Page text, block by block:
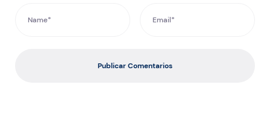
Publicar Comentarios